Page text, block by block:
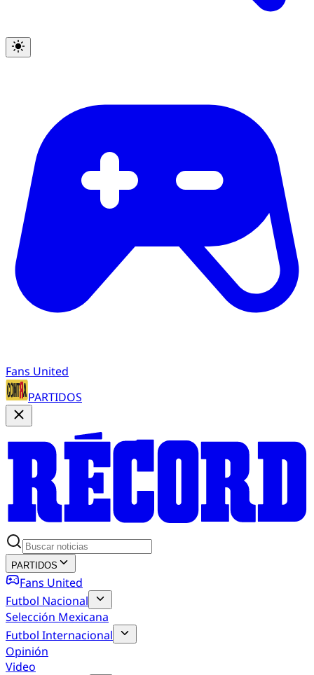
Fans United
PARTIDOS
PARTIDOS
Fans United
Futbol Nacional
Selección Mexicana
Futbol Internacional
Opinión
Video